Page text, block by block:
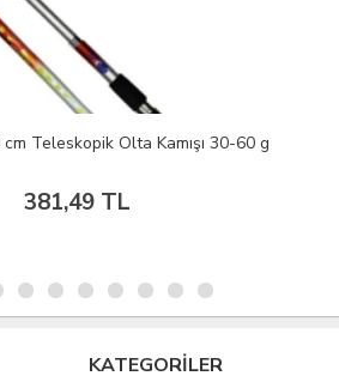
Teleskopik Olta Kamışı 30-60 g
381,49 TL
KATEGORİLER